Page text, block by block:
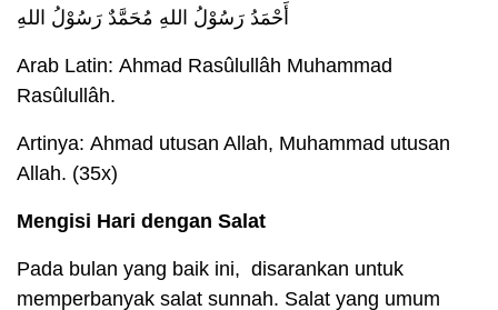
أَحْمَدُ رَسُوْلُ اللهِ مُحَمَّدٌ رَسُوْلُ اللهِ
Arab Latin: Ahmad Rasûlullâh Muhammad
Rasûlullâh.
Artinya: Ahmad utusan Allah, Muhammad utusan
Allah. (35x)
Mengisi Hari dengan Salat
Pada bulan yang baik ini, disarankan untuk
memperbanyak salat sunnah. Salat yang umum